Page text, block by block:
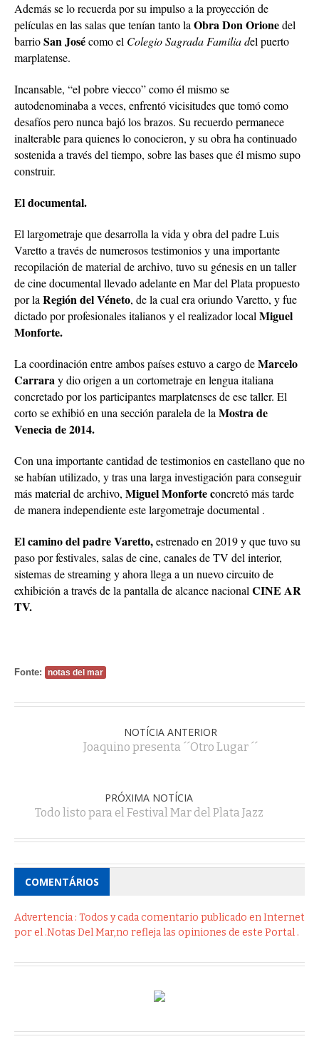
Además se lo recuerda por su impulso a la proyección de
películas en las salas que tenían tanto laObra Don Orionedel
barrioSan Josécomo el Colegio Sagrada Familia del puerto
marplatense.
Incansable, “el pobre viecco” como él mismo se
autodenominaba a veces, enfrentó vicisitudes que tomó como
desafíos pero nunca bajó los brazos. Su recuerdo permanece
inalterable para quienes lo conocieron, y su obra ha continuado
sostenida a través del tiempo, sobre las bases que él mismo supo
construir.
El documental.
El largometraje que desarrolla la vida y obra del padre Luis
Varetto a través de numerosos testimonios y una importante
recopilación de material de archivo, tuvo su génesis en un taller
de cine documental llevado adelante en Mar del Plata propuesto
por laRegión del Véneto, de la cual era oriundo Varetto, y fue
dictado por profesionales italianos y el realizador localMiguel
Monforte.
La coordinación entre ambos países estuvo a cargo deMarcelo
Carraray dio origen a un cortometraje en lengua italiana
concretado por los participantes marplatenses de ese taller. El
corto se exhibió en una sección paralela de laMostra de
Venecia de 2014.
Con una importante cantidad de testimonios en castellano que no
se habían utilizado, y tras una larga investigación para conseguir
más material de archivo, Miguel Monforte concretó más tarde
de manera independiente este largometraje documental .
El camino del padre Varetto,estrenado en 2019 y que tuvo su
paso por festivales, salas de cine, canales de TV del interior,
sistemas de streaming y ahora llega a un nuevo circuito de
exhibición a través de la pantalla de alcance nacionalCINE AR
TV.
Fonte: notas del mar
NOTÍCIA ANTERIOR
Joaquino presenta ´´Otro Lugar ´´
PRÓXIMA NOTÍCIA
Todo listo para el Festival Mar del Plata Jazz
COMENTÁRIOS
Advertencia : Todos y cada comentario publicado en Internet
por el .Notas Del Mar,no refleja las opiniones de este Portal .